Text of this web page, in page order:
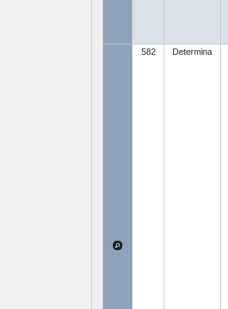
582 Determina